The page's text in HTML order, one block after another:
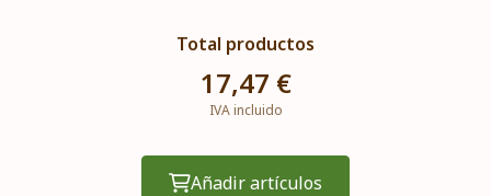
Total productos
17,47 €
IVA incluido
Añadir artículos